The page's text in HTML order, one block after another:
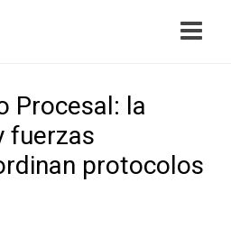
Procesal: la
fuerzas
protocolos